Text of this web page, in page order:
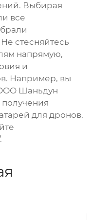
Выбирая
все
стесняйтесь
напрямую,
и
Например, вы
ООО Шаньдун
для дронов.
.